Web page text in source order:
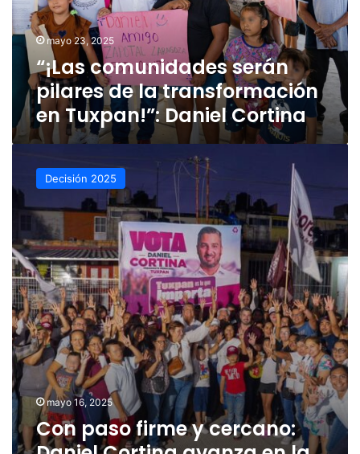
transformación
en
Tuxpan!”:
Daniel
Cortina
mayo 23, 2025
“¡Las comunidades serán
pilares de la transformación
en Tuxpan!”: Daniel Cortina
firme
cercano:
Cortina
avanza
en
la
construcción
de
un
Tuxpan
Decisión 2025
mayo 16, 2025
Con paso firme y cercano: